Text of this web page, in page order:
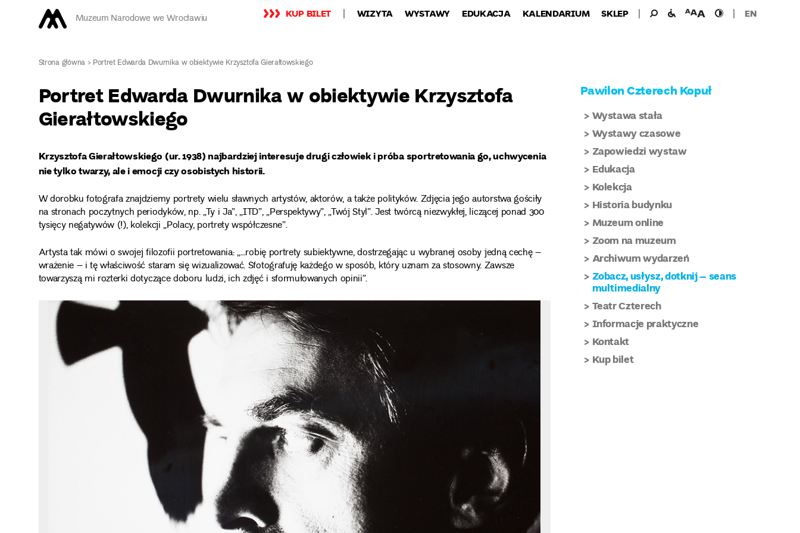
Muzeum Narodowe we Wrocławiu KUP BILET WIZYTA WYSTAWY EDUKACJA KALENDARIUM SKLEP Wyszukaj
Wyszukiwanie
dla:
udogodnieniawielkość
czcionki
wysoki
kontrast
EN
Strona główna>Portret Edwarda Dwurnika w obiektywie Krzysztofa Gierałtowskiego
Portret Edwarda Dwurnika w obiektywie Krzysztofa
Gierałtowskiego
Krzysztofa Gierałtowskiego (ur. 1938) najbardziej interesuje drugi człowiek i próba sportretowania go, uchwycenia
nie tylko twarzy, ale i emocji czy osobistych historii.
W dorobku fotografa znajdziemy portrety wielu sławnych artystów, aktorów, a także polityków. Zdjęcia jego autorstwa gościły
na stronach poczytnych periodyków, np. „Ty i Ja”, „ITD”, „Perspektywy”, „Twój Styl”. Jest twórcą niezwykłej, liczącej ponad 300
tysięcy negatywów (!), kolekcji „Polacy, portrety współczesne”.
Artysta tak mówi o swojej filozofii portretowania: „…robię portrety subiektywne, dostrzegając u wybranej osoby jedną cechę –
wrażenie – i tę właściwość staram się wizualizować. Sfotografuję każdego w sposób, który uznam za stosowny. Zawsze
towarzyszą mi rozterki dotyczące doboru ludzi, ich zdjęć i sformułowanych opinii”.
Pawilon Czterech Kopuł
Wystawa stała
Wystawy czasowe
Zapowiedzi wystaw
Edukacja
Kolekcja
Historia budynku
Muzeum online
Zoom na muzeum
Archiwum wydarzeń
Zobacz, usłysz, dotknij – seans
multimedialny
Teatr Czterech
Informacje praktyczne
Kontakt
Kup bilet